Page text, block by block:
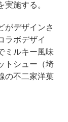
施する。
がデザインさ
ラボデザイ
ミルキー風味
トシュー（埼
の不二家洋菓